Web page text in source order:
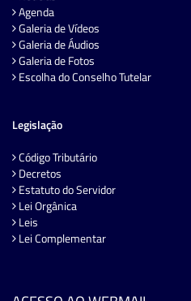
Agenda
Galeria de Vídeos
Galeria de Áudios
Galeria de Fotos
Escolha do Conselho Tutelar
Legislação
Código Tributário
Decretos
Estatuto do Servidor
Lei Orgânica
Leis
Lei Complementar